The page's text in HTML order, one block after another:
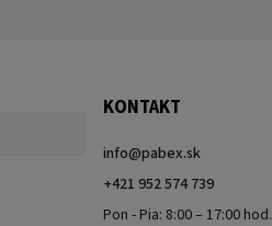
KONTAKT
info@pabex.sk
+421 952 574 739
Pon - Pia: 8:00 – 17:00 hod.